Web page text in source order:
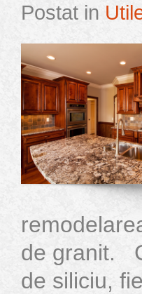
Postat in
de granit.
de siliciu,